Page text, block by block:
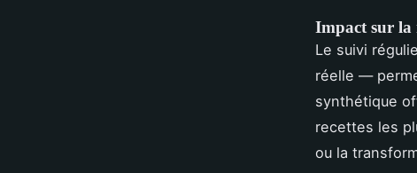
Impact sur la
Le suivi
réelle —
synthétique
recettes les
ou la